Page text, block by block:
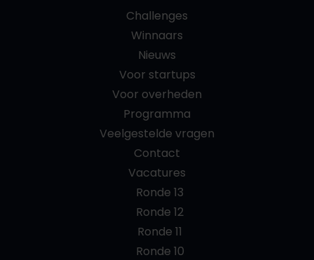
Challenges
Winnaars
Nieuws
Voor startups
Voor overheden
Programma
Veelgestelde vragen
Contact
Vacatures
Ronde 13
Ronde 12
Ronde 11
Ronde 10